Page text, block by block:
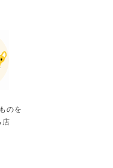
のを
店